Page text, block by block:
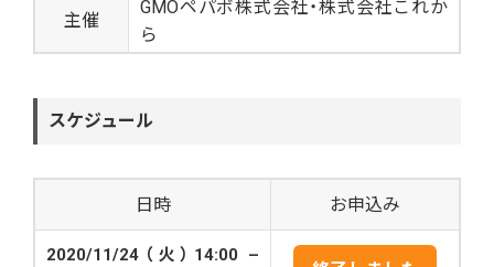
主催
GMOペパボ株式会社・株式会社これか
ら
スケジュール
日時 お申込み
2020/11/24（火）14:00 –